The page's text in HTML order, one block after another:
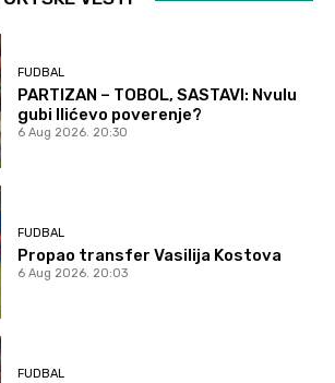
FUDBAL
PARTIZAN – TOBOL, SASTAVI: Nvulu
gubi Ilićevo poverenje?
6 Aug 2026. 20:30
FUDBAL
Propao transfer Vasilija Kostova
6 Aug 2026. 20:03
FUDBAL